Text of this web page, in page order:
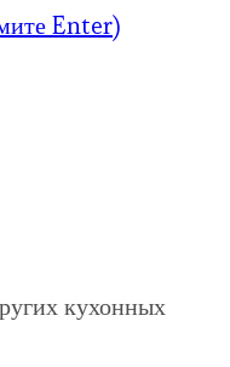
Enter)
кухонных